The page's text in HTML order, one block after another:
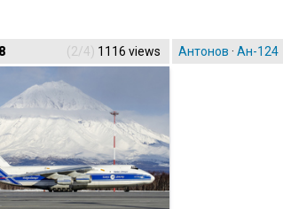
(2/4) 1116 views Антонов · Ан-124